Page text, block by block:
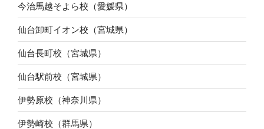
今治馬越そよら校（愛媛県）
仙台卸町イオン校（宮城県）
仙台長町校（宮城県）
仙台駅前校（宮城県）
伊勢原校（神奈川県）
伊勢崎校（群馬県）